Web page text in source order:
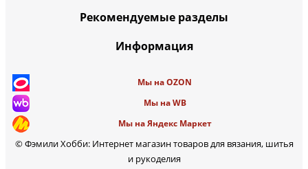
Рекомендуемые разделы
Информация
Мы на OZON
Мы на WB
Мы на Яндекс Маркет
© Фэмили Хобби: Интернет магазин товаров для вязания, шитья
и рукоделия